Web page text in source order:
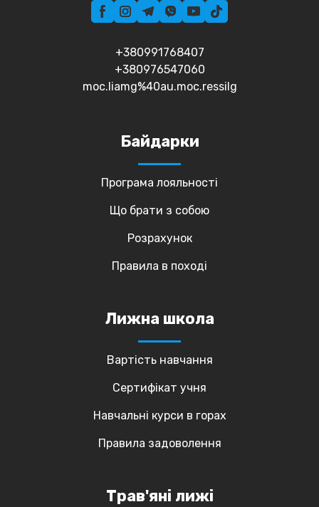
+380991768407
+380976547060
moc.liamg%40au.moc.ressilg
Байдарки
Програма лояльності
Що брати з собою
Розрахунок
Правила в поході
Лижна школа
Вартість навчання
Сертифікат учня
Навчальні курси в горах
Правила задоволення
Трав'яні лижі